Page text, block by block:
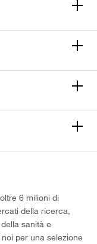
6 milioni di
della ricerca,
sanità e
per una selezione